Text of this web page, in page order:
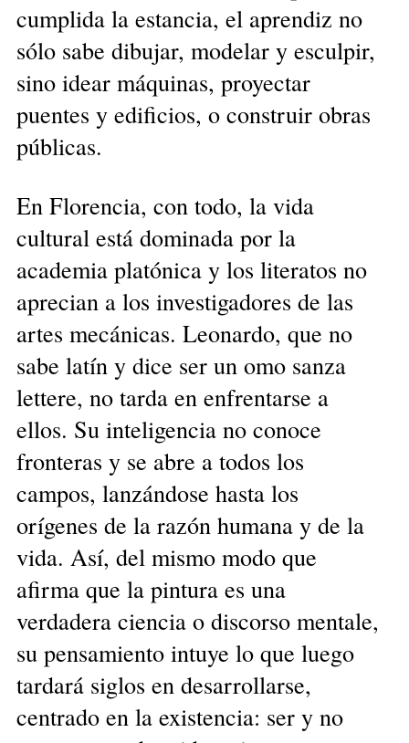
cumplida la estancia, el aprendiz no
sólo sabe dibujar, modelar y esculpir,
sino idear máquinas, proyectar
puentes y edificios, o construir obras
públicas.
En Florencia, con todo, la vida
cultural está dominada por la
academia platónica y los literatos no
aprecian a los investigadores de las
artes mecánicas. Leonardo, que no
sabe latín y dice ser un omo sanza
lettere, no tarda en enfrentarse a
ellos. Su inteligencia no conoce
fronteras y se abre a todos los
campos, lanzándose hasta los
orígenes de la razón humana y de la
vida. Así, del mismo modo que
afirma que la pintura es una
verdadera ciencia o discorso mentale,
su pensamiento intuye lo que luego
tardará siglos en desarrollarse,
centrado en la existencia: ser y no